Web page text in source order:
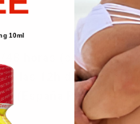
48 horas (con DPD)
las 12h día laboral
(España Península)
10ml